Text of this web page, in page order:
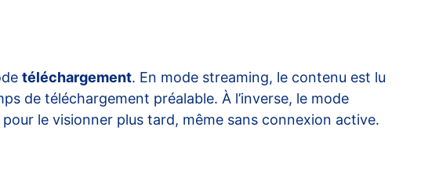
téléchargement. En mode streaming, le contenu est lu
de téléchargement préalable. À l’inverse, le mode
le visionner plus tard, même sans connexion active.